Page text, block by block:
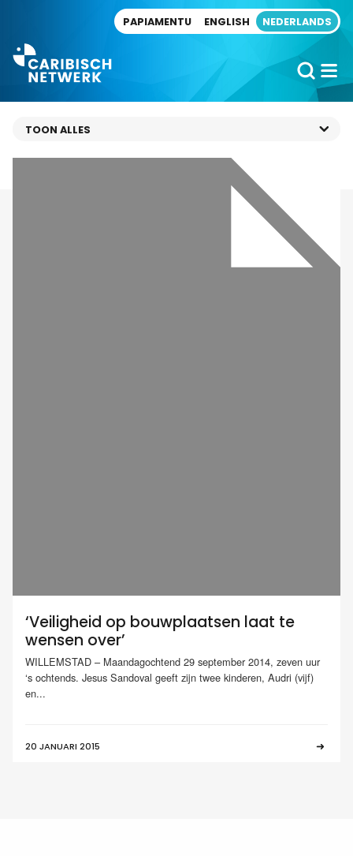
PAPIAMENTU ENGLISH NEDERLANDS
‘Veiligheid op bouwplaatsen laat te
wensen over’
WILLEMSTAD – Maandagochtend 29 september 2014, zeven uur
‘s ochtends. Jesus Sandoval geeft zijn twee kinderen, Audri (vijf)
en...
20 JANUARI 2015